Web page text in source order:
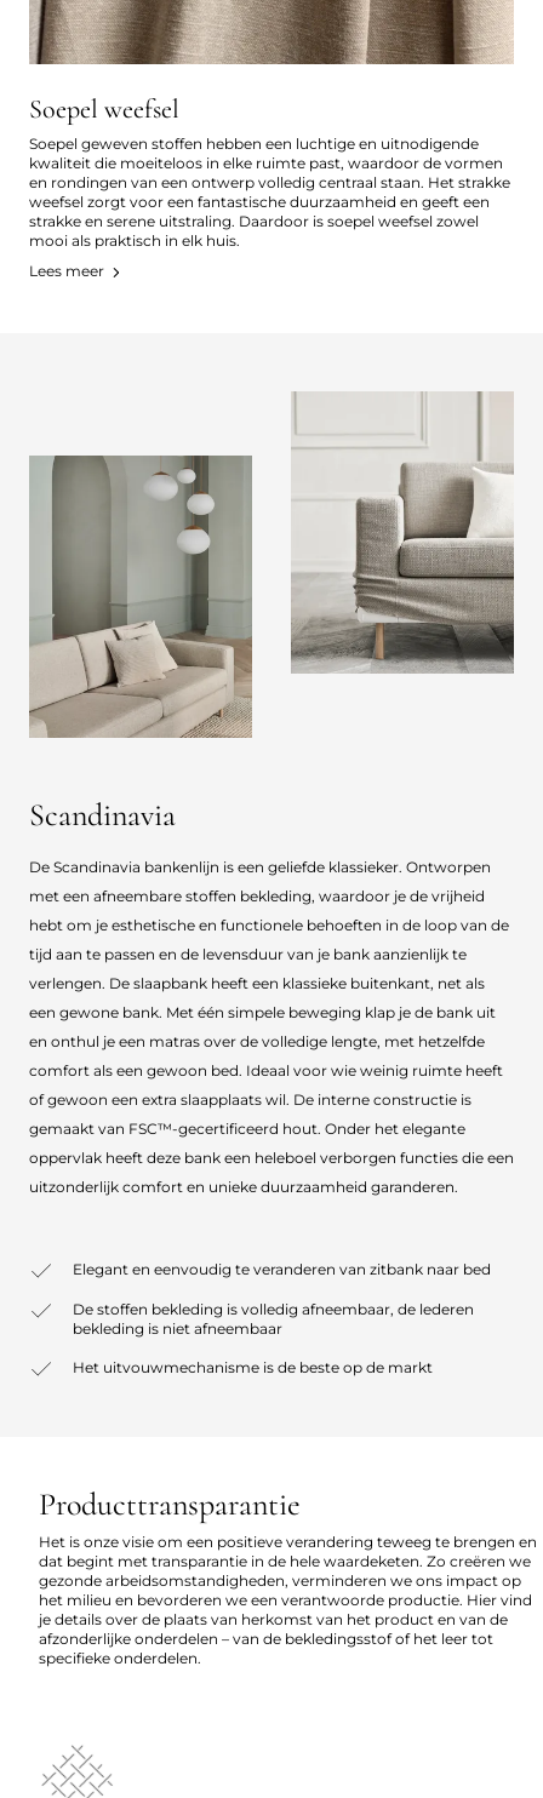
Soepel weefsel
Soepel geweven stoffen hebben een luchtige en uitnodigende
kwaliteit die moeiteloos in elke ruimte past, waardoor de vormen
en rondingen van een ontwerp volledig centraal staan. Het strakke
weefsel zorgt voor een fantastische duurzaamheid en geeft een
strakke en serene uitstraling. Daardoor is soepel weefsel zowel
mooi als praktisch in elk huis.
Lees meer
Scandinavia
De Scandinavia bankenlijn is een geliefde klassieker. Ontworpen
met een afneembare stoffen bekleding, waardoor je de vrijheid
hebt om je esthetische en functionele behoeften in de loop van de
tijd aan te passen en de levensduur van je bank aanzienlijk te
verlengen. De slaapbank heeft een klassieke buitenkant, net als
een gewone bank. Met één simpele beweging klap je de bank uit
en onthul je een matras over de volledige lengte, met hetzelfde
comfort als een gewoon bed. Ideaal voor wie weinig ruimte heeft
of gewoon een extra slaapplaats wil. De interne constructie is
gemaakt van FSC™-gecertificeerd hout. Onder het elegante
oppervlak heeft deze bank een heleboel verborgen functies die een
uitzonderlijk comfort en unieke duurzaamheid garanderen.
Elegant en eenvoudig te veranderen van zitbank naar bed
De stoffen bekleding is volledig afneembaar, de lederen
bekleding is niet afneembaar
Het uitvouwmechanisme is de beste op de markt
Producttransparantie
Het is onze visie om een positieve verandering teweeg te brengen en
dat begint met transparantie in de hele waardeketen. Zo creëren we
gezonde arbeidsomstandigheden, verminderen we ons impact op
het milieu en bevorderen we een verantwoorde productie. Hier vind
je details over de plaats van herkomst van het product en van de
afzonderlijke onderdelen – van de bekledingsstof of het leer tot
specifieke onderdelen.